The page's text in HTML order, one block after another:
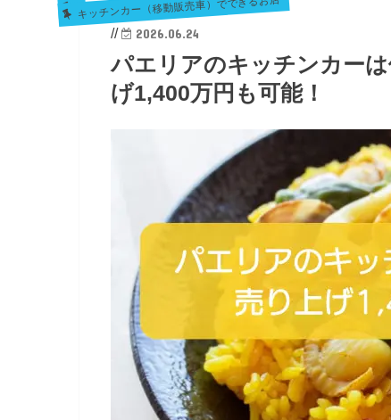
//
キッチンカー（移動販売車）でできるお店
2026.06.24
パエリアのキッチンカー
げ1,400万円も可能！